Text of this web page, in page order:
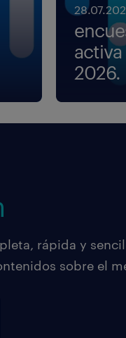
2026.
rápida y
sobre el